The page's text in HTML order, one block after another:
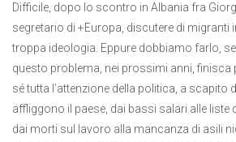
Difficile, dopo lo scontro in Albania fra
segretario di +Europa, discutere di migranti
troppa ideologia. Eppure dobbiamo farlo,
questo problema, nei prossimi anni, finisca
sé tutta l’attenzione della politica, a scapito
affliggono il paese, dai bassi salari alle liste
dai morti sul lavoro alla mancanza di asili